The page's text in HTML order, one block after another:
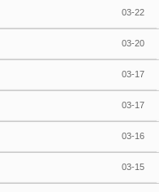
03-22
03-20
03-17
03-17
03-16
03-15